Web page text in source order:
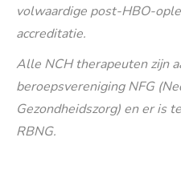
volwaardige post-HBO-
accreditatie.
Alle NCH therapeuten zijn
beroepsvereniging NFG
Gezondheidszorg) en er is
RBNG.